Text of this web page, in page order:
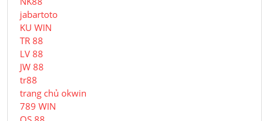
jabartoto
KU WIN
TR 88
LV 88
JW 88
tr88
trang chủ okwin
789 WIN